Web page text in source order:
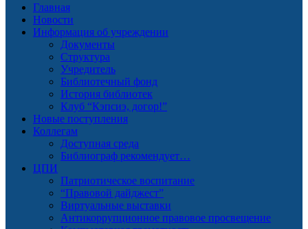
Главная
Новости
Информация об учреждении
Документы
Структура
Учредитель
Библиотечный фонд
История библиотек
Клуб “Кэпсиэ, догор!”
Новые поступления
Коллегам
Доступная среда
Библиограф рекомендует…
ЦПИ
Патриотическое воспитание
“Правовой дайджест”
Виртуальные выставки
Антикоррупционное правовое просвещение